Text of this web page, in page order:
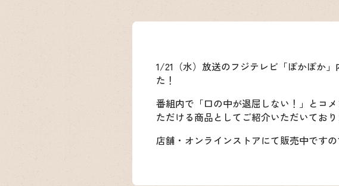
1/21（水）放送のフジテレビ「ぽかぽか
た！
番組内で「口の中が退屈しない！」とコ
ただける商品としてご紹介いただいており
店舗・オンラインストアにて販売中です